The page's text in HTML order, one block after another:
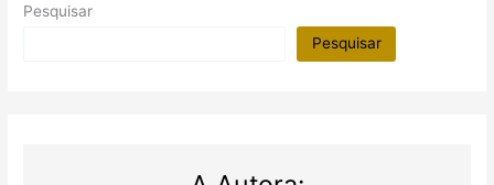
“Hieroglyph”
Pesquisar
Pesquisar